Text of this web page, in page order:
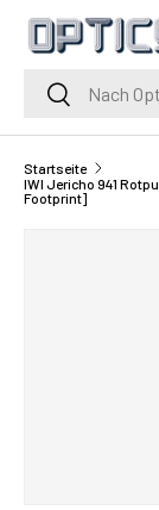
Zum Inhalt
SucheSuche
Startseite
IWI Jericho 941
Footprint]